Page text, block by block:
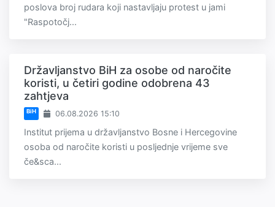
poslova broj rudara koji nastavljaju protest u jami
"Raspotočj...
Državljanstvo BiH za osobe od naročite
koristi, u četiri godine odobrena 43
zahtjeva
BiH 06.08.2026 15:10
Institut prijema u državljanstvo Bosne i Hercegovine
osoba od naročite koristi u posljednje vrijeme sve
če&sca...